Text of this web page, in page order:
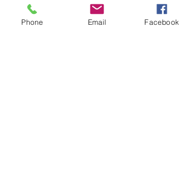
Polyvalent, confortable et moulant
portez-le en toute confiance !
Phone Email Facebook